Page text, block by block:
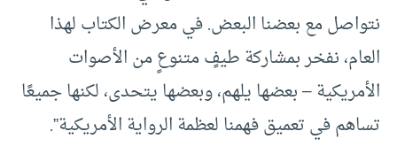
نتواصل مع بعضنا البعض. في معرض الكتاب لهذا
العام، نفخر بمشاركة طيفٍ متنوعٍ من الأصوات
الأمريكية – بعضها يلهم، وبعضها يتحدى، لكنها جميعًا
تساهم في تعميق فهمنا لعظمة الرواية الأمريكية”.